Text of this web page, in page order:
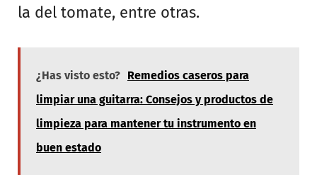
la del tomate, entre otras.
¿Has visto esto? Remedios caseros para
limpiar una guitarra: Consejos y productos de
limpieza para mantener tu instrumento en
buen estado